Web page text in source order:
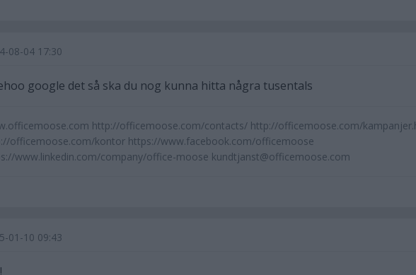
08-04 17:30
google det så ska du nog kunna hitta några tusentals
http://officemoose.com/contacts/ http://officemoose.com/
officemoose.com/kontor https://www.facebook.com/officemoose
www.linkedin.com/company/office-moose kundtjanst@officemoose.com
01-10 09:43